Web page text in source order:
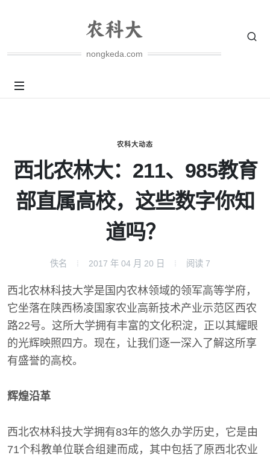
nongkeda.com
农科大动态
西北农林大：211、985教育
部直属高校，这些数字你知
道吗？
佚名 2017 年 04 月 20 日 阅读 7
西北农林科技大学是国内农林领域的领军高等学府，
它坐落在陕西杨凌国家农业高新技术产业示范区西农
路22号。这所大学拥有丰富的文化积淀，正以其耀眼
的光辉映照四方。现在，让我们逐一深入了解这所享
有盛誉的高校。
辉煌沿革
西北农林科技大学拥有83年的悠久办学历史，它是由
71个科教单位联合组建而成，其中包括了原西北农业